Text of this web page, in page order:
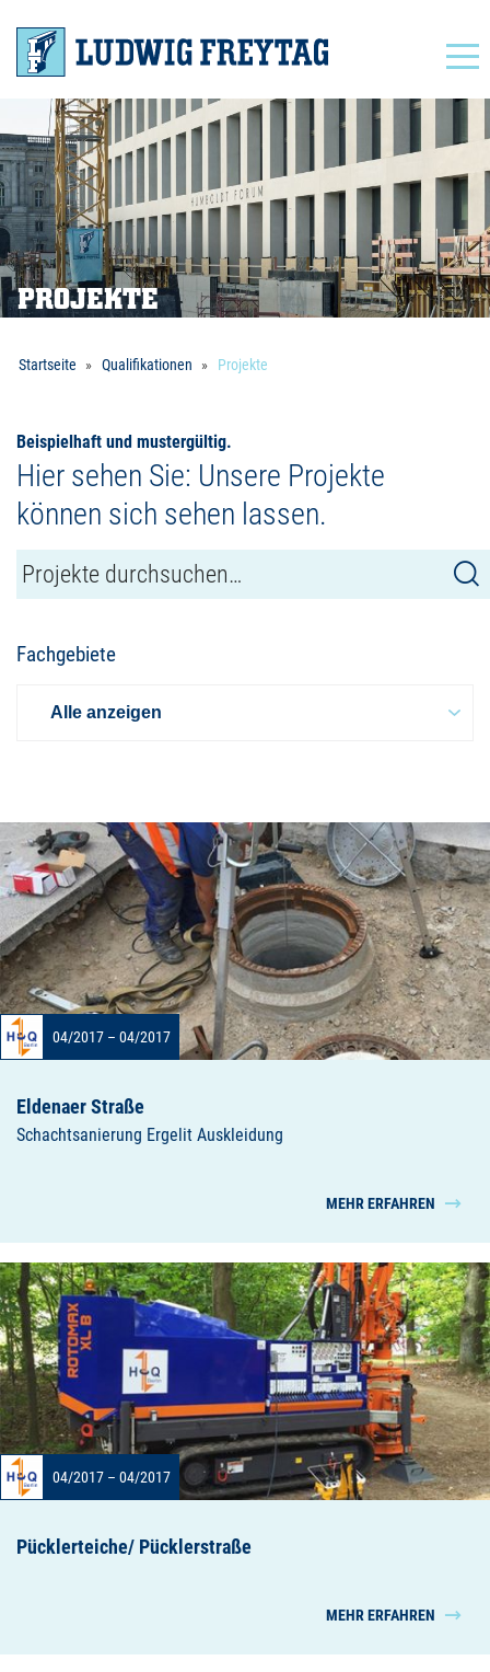
PROJEKTE
Startseite Qualifikationen Projekte
Beispielhaft und mustergültig.
Hier sehen Sie: Unsere Projekte
können sich sehen lassen.
Fachgebiete
04/2017 – 04/2017
Eldenaer Straße
Schachtsanierung Ergelit Auskleidung
MEHR ERFAHREN
04/2017 – 04/2017
Pücklerteiche/ Pücklerstraße
MEHR ERFAHREN